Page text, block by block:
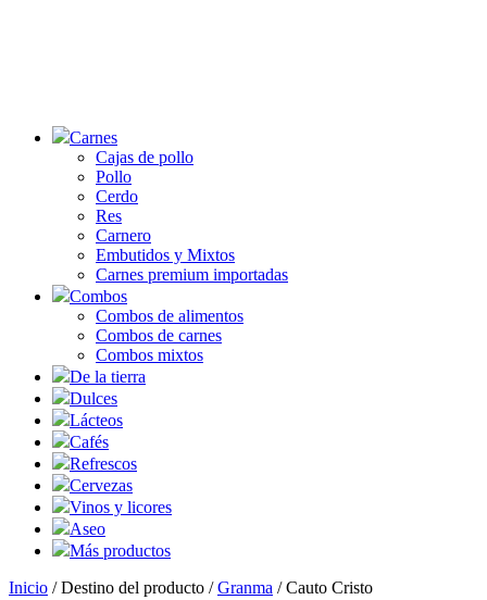
Carnes
Cajas de pollo
Pollo
Cerdo
Res
Carnero
Embutidos y Mixtos
Carnes premium importadas
Combos
Combos de alimentos
Combos de carnes
Combos mixtos
De la tierra
Dulces
Lácteos
Cafés
Refrescos
Cervezas
Vinos y licores
Aseo
Más productos
Inicio / Destino del producto /Granma / Cauto Cristo